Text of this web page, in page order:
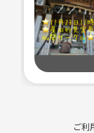
ご利